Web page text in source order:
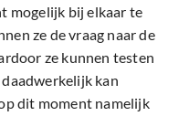
mogelijk bij elkaar te
ze de vraag naar de
ze kunnen testen
kan
dit moment namelijk